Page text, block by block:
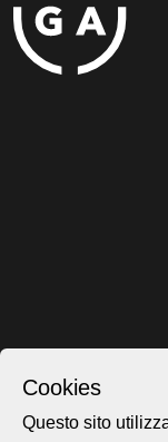
Cookies
Questo sito